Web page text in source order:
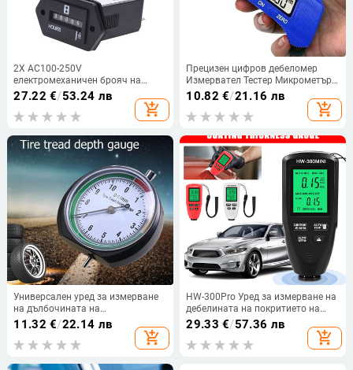
2X AC100-250V
електромеханичен брояч на
часове
27.22 €/53.24 лв
add_shopping_cart
Прецизен цифров дебеломер
Измервател Тестер Микрометър
0-12,7 MM 0,01 MM Цифров
дебеломер Дебеломер
10.82 €/21.16 лв
add_shopping_cart
Универсален уред за измерване
на дълбочината на
автомобилните колела 0-11 мм
Дълбокомер на протектора на
гумите Индикатор за дълбочина
мотоциклет, ремарке, микробус
11.32 €/22.14 лв
add_shopping_cart
HW-300Pro Уред за измерване на
дебелината на покритието на
автомобилната боя Измервател
на дебелината на металното
покритие на автомобилната боя
29.33 €/57.36 лв
add_shopping_cart